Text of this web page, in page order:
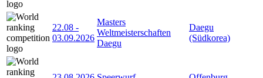
22.08 -
03.09.2026
Masters
Weltmeisterschaften
Daegu
Daegu
(Südkorea)